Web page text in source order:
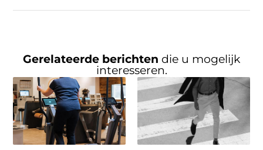
Gerelateerde berichten die u mogelijk
interesseren.